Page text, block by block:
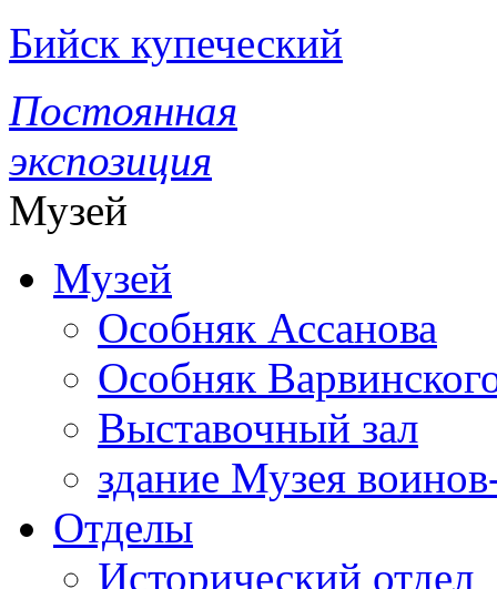
Бийск купеческий
Постоянная
экспозиция
Музей
Музей
Особняк Ассанова
Особняк
Выставочный зал
здание Музея
Отделы
Исторический отдел